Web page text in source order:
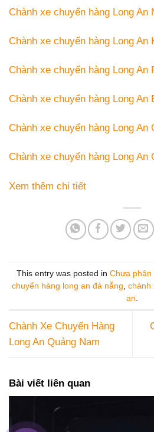
Chành xe chuyển hàng Long An
Chành xe chuyển hàng Long An
Chành xe chuyển hàng Long An
Chành xe chuyển hàng Long An
Chành xe chuyển hàng Long An
Chành xe chuyển hàng Long An
Xem thêm chi tiết
This entry was posted in Chưa phân
chuyển hàng long an đà nẵng, chành
an.
Chành Xe Chuyển Hàng
Long An Quảng Nam
Bài viết liên quan